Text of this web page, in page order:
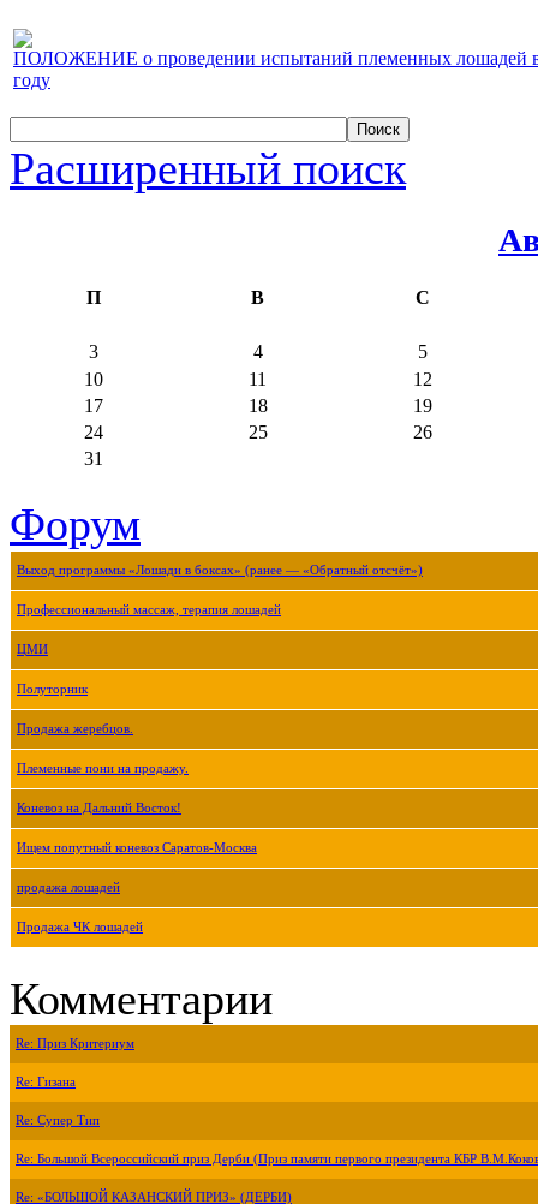
ПОЛОЖЕНИЕ о проведении испытаний племенных лошадей
году
Расширенный поиск
П В С
3 4
5
10
11
12
17
18
19
24
25
26
31
Форум
Выход программы «Лошади в боксах» (ранее — «Обратный отсчёт»)
Профессиональный массаж, терапия лошадей
ЦМИ
Полуторник
Продажа жеребцов.
Племенные пони на продажу.
Коневоз на Дальний Восток!
Ищем попутный коневоз Саратов-Москва
продажа лошадей
Продажа ЧК лошадей
Комментарии
Re: Приз Критериум
Re: Гизана
Re: Супер Тип
Re: Большой Всероссийский приз Дерби (Приз памяти первого президента КБР
Re: «БОЛЬШОЙ КАЗАНСКИЙ ПРИЗ» (ДЕРБИ)